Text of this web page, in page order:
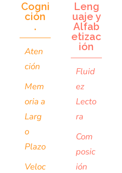
Cogni
ción
.
Aten
ción
Mem
oria a
Larg
o
Plazo
Veloc
Leng
uaje y
Alfab
etizac
ión
Fluid
ez
Lecto
ra
Com
posic
ión